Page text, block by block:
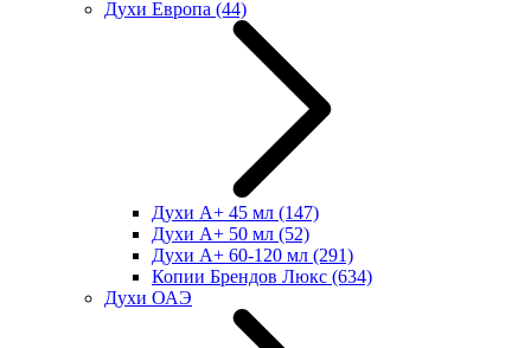
Духи Европа (44)
Духи А+ 45 мл (147)
Духи А+ 50 мл (52)
Духи А+ 60-120 мл (291)
Копии Брендов Люкс (634)
Духи ОАЭ